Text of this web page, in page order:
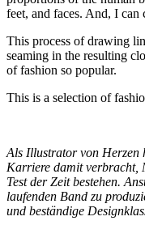
feet, and faces. And, I can
This process of drawing
seaming in the resulting
of fashion so popular.
This is a selection of
Als Illustrator von Herzen
Karriere damit verbracht,
Test der Zeit bestehen.
laufenden Band zu
und beständige